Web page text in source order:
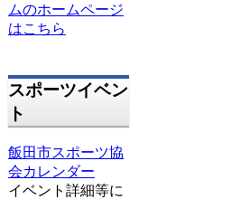
ムのホームページ
はこちら
スポーツイベン
ト
飯田市スポーツ協
会カレンダー
イベント詳細等に